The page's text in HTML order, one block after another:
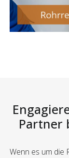
Partner
Wenn es um die